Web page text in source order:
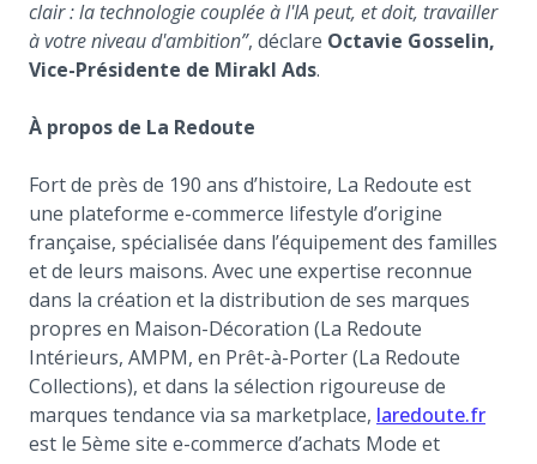
clair : la technologie couplée à l'IA peut, et doit, travailler
à votre niveau d'ambition”, déclare Octavie Gosselin,
Vice-Présidente de Mirakl Ads.
À propos de La Redoute
Fort de près de 190 ans d’histoire, La Redoute est
une plateforme e-commerce lifestyle d’origine
française, spécialisée dans l’équipement des familles
et de leurs maisons. Avec une expertise reconnue
dans la création et la distribution de ses marques
propres en Maison-Décoration (La Redoute
Intérieurs, AMPM, en Prêt-à-Porter (La Redoute
Collections), et dans la sélection rigoureuse de
marques tendance via sa marketplace, laredoute.fr
est le 5ème site e-commerce d’achats Mode et